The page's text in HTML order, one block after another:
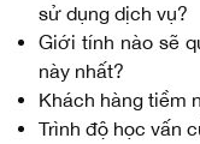
sử dụng dịch vụ?
Giới tính nào sẽ
này nhất?
Khách hàng tiềm
Trình độ học vấn